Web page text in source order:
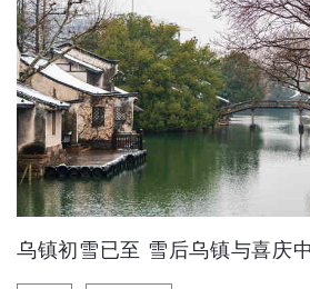
乌镇初雪已至 雪后乌镇与喜庆